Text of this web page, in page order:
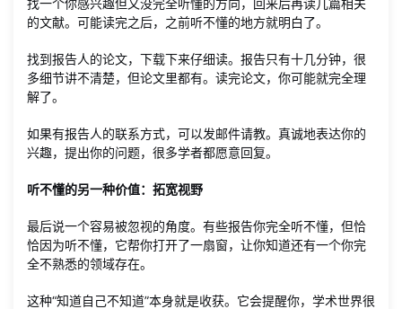
找一个你感兴趣但又没完全听懂的方向，回来后再读几篇相关
的文献。可能读完之后，之前听不懂的地方就明白了。
找到报告人的论文，下载下来仔细读。报告只有十几分钟，很
多细节讲不清楚，但论文里都有。读完论文，你可能就完全理
解了。
如果有报告人的联系方式，可以发邮件请教。真诚地表达你的
兴趣，提出你的问题，很多学者都愿意回复。
听不懂的另一种价值：拓宽视野
最后说一个容易被忽视的角度。有些报告你完全听不懂，但恰
恰因为听不懂，它帮你打开了一扇窗，让你知道还有一个你完
全不熟悉的领域存在。
这种“知道自己不知道”本身就是收获。它会提醒你，学术世界很